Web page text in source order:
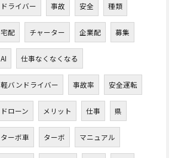
ドライバー 事故 安全 種類
宅配 チャーター 企業配 募集
AI 仕事なくなくなる
軽バンドライバー 事故率 安全運転
ドローン メリット 仕事 県
ターボ車 ターボ マニュアル